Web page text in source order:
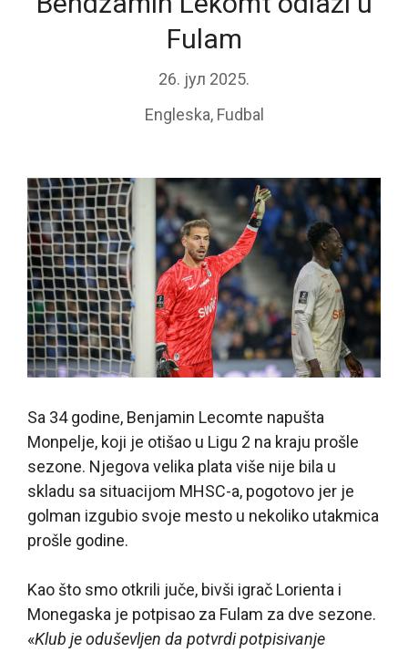
Fulam
26. јул 2025.
Engleska, Fudbal
Sa 34 godine, Benjamin Lecomte napušta
Monpelje, koji je otišao u Ligu 2 na kraju prošle
sezone. Njegova velika plata više nije bila u
skladu sa situacijom MHSC-a, pogotovo jer je
golman izgubio svoje mesto u nekoliko utakmica
prošle godine.
Kao što smo otkrili juče, bivši igrač Lorienta i
Monegaska je potpisao za Fulam za dve sezone.
«Klub je oduševljen da potvrdi potpisivanje